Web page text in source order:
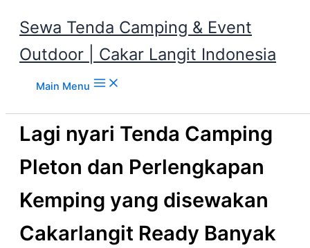
Sewa Tenda Camping & Event
Outdoor | Cakar Langit Indonesia
Main Menu
Lagi nyari Tenda Camping
Pleton dan Perlengkapan
Kemping yang disewakan
Cakarlangit Ready Banyak